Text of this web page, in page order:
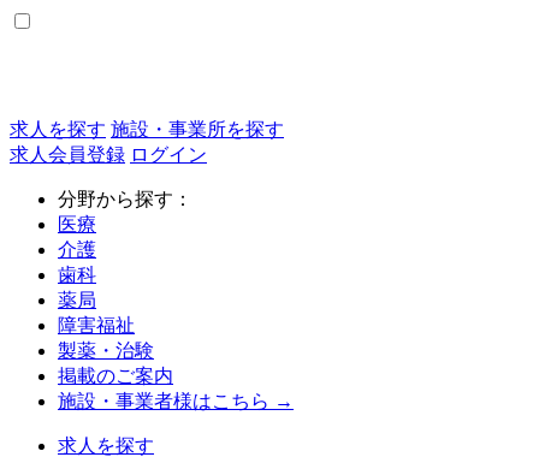
求人を探す 施設・事業所を探す
求人会員登録 ログイン
分野から探す：
医療
介護
歯科
薬局
障害福祉
製薬・治験
掲載のご案内
施設・事業者様はこちら →
求人を探す